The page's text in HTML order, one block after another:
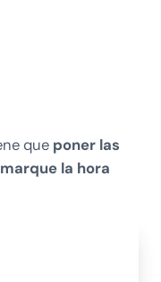
que poner las
la hora